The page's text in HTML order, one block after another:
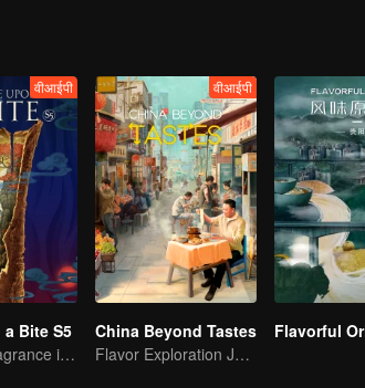
वीआईपी
Bite S5
A Subtle Fragrance in Flavor
वीआईपी
China Beyond Tastes
Flavor Exploration Journey of Chen Xiaoqing